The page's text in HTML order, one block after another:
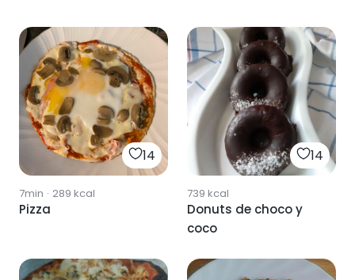
14
7min · 289 kcal
Pizza
14
739 kcal
Donuts de choco y
coco